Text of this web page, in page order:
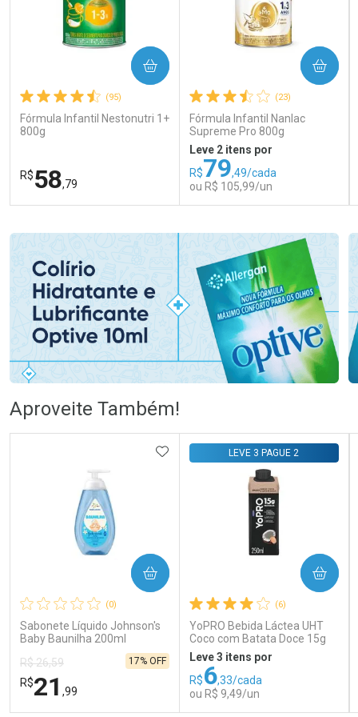
(95)
Fórmula Infantil Nestonutri 1+
800g
R$58,79
COMPRAR
Comprar sem Desconto
Comprar sem Desconto
(23)
Fórmula Infantil Nanlac
Supreme Pro 800g
Leve 2 itens por
R$79,49/cada
ou R$ 105,99/un
COMPRAR
Laboratório
Comprar sem Desconto
Por R$ 105,99/cada
Por Menos
Comprar sem Desconto
Por R$ 105,99/cada
Aproveite Também!
(0)
Sabonete Líquido Johnson's
Baby Baunilha 200ml
R$ 26,59
R$21 ,99
17% OFF
ADICIONAR AOS FAVORITOS
COMPRAR
(6)
YoPRO Bebida Láctea UHT
Coco com Batata Doce 15g
de proteínas 250ml
LEVE 3 PAGUE 2
Leve 3 itens por
R$6,33/cada
ou R$ 9,49/un
COMPRAR